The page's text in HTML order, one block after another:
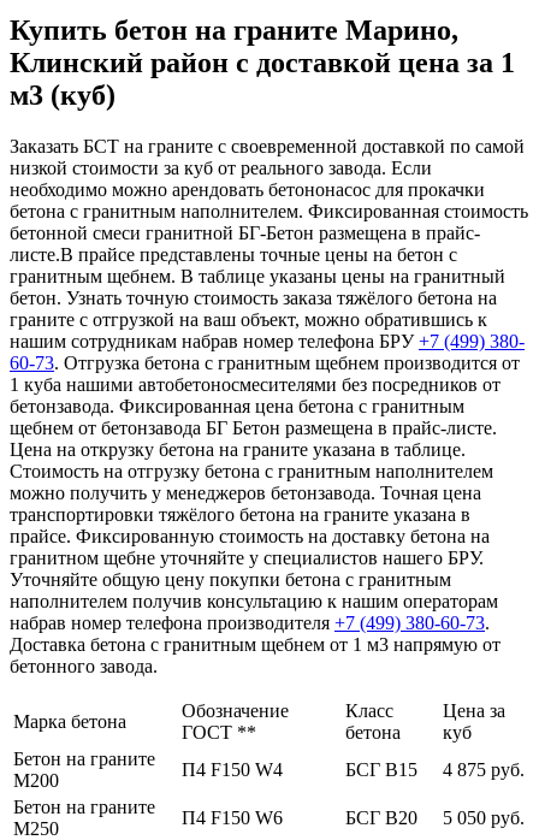
Купить бетон на граните Марино,
Клинский район с доставкой цена за 1
м3 (куб)
Заказать БСТ на граните с своевременной доставкой по самой
низкой стоимости за куб от реального завода. Если
необходимо можно арендовать бетононасос для прокачки
бетона с гранитным наполнителем. Фиксированная стоимость
бетонной смеси гранитной БГ-Бетон размещена в прайс-
листе.В прайсе представлены точные цены на бетон с
гранитным щебнем. В таблице указаны цены на гранитный
бетон. Узнать точную стоимость заказа тяжёлого бетона на
граните с отгрузкой на ваш объект, можно обратившись к
нашим сотрудникам набрав номер телефона БРУ+7 (499) 380-
60-73. Отгрузка бетона с гранитным щебнем производится от
1 куба нашими автобетоносмесителями без посредников от
бетонзавода. Фиксированная цена бетона с гранитным
щебнем от бетонзавода БГ Бетон размещена в прайс-листе.
Цена на открузку бетона на граните указана в таблице.
Стоимость на отгрузку бетона с гранитным наполнителем
можно получить у менеджеров бетонзавода. Точная цена
транспортировки тяжёлого бетона на граните указана в
прайсе. Фиксированную стоимость на доставку бетона на
гранитном щебне уточняйте у специалистов нашего БРУ.
Уточняйте общую цену покупки бетона с гранитным
наполнителем получив консультацию к нашим операторам
набрав номер телефона производителя +7 (499) 380-60-73.
Доставка бетона с гранитным щебнем от 1 м3 напрямую от
бетонного завода.
Марка бетона
Обозначение
ГОСТ **
Класс
бетона
Цена за
куб
Бетон на граните
М200
П4 F150 W4 БСГ В15
4 875 руб.
Бетон на граните
М250
П4 F150 W6 БСГ В20
5 050 руб.